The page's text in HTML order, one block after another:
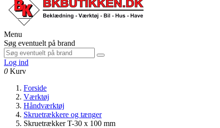
Menu
Søg eventuelt på brand
Log ind
0 Kurv
Forside
Værktøj
Håndværktøj
Skruetrækkere og tænger
Skruetrækker T-30 x 100 mm